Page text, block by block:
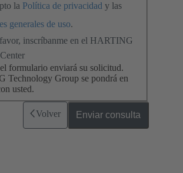
la Política de privacidad y las
generales de uso.
inscríbanme en el HARTING
formulario enviará su solicitud.
Technology Group se pondrá en
usted.
Volver Enviar consulta